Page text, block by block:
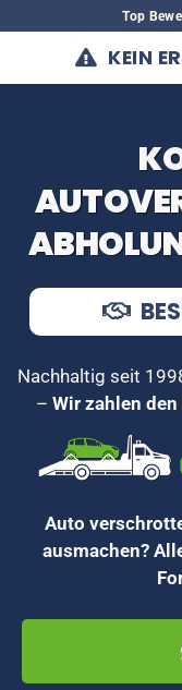
Top
KEIN
Nachhaltig seit
– Wir zahlen
Auto
ausmachen?